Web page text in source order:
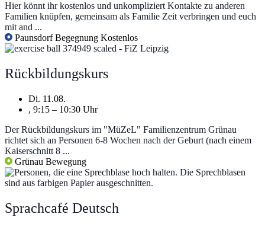
Hier könnt ihr kostenlos und unkompliziert Kontakte zu anderen
Familien knüpfen, gemeinsam als Familie Zeit verbringen und euch
mit and ...
PaunsdorfBegegnung Kostenlos
Rückbildungskurs
Di. 11.08.
, 9:15 – 10:30 Uhr
Der Rückbildungskurs im "MüZeL" Familienzentrum Grünau
richtet sich an Personen 6-8 Wochen nach der Geburt (nach einem
Kaiserschnitt 8 ...
GrünauBewegung
Sprachcafé Deutsch